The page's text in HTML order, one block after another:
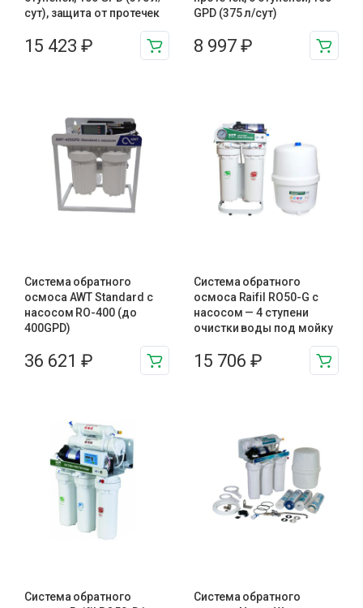
сут), защита от протечек
15 423 ₽
GPD (375 л/сут)
8 997 ₽
Система обратного
осмоса AWT Standard с
насосом RO-400 (до
400GPD)
36 621 ₽
Система обратного
осмоса Raifil RO50-G с
насосом — 4 ступени
очистки воды под мойку
15 706 ₽
Система обратного
Система обратного